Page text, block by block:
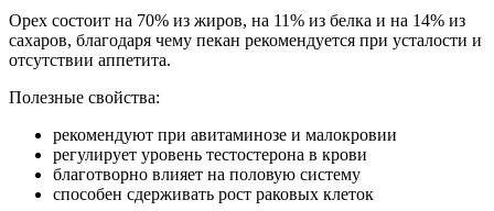
Орех состоит на 70% из жиров, на 11% из белка и на 14% из
сахаров, благодаря чему пекан рекомендуется при усталости и
отсутствии аппетита.
Полезные свойства:
рекомендуют при авитаминозе и малокровии
регулирует уровень тестостерона в крови
благотворно влияет на половую систему
способен сдерживать рост раковых клеток